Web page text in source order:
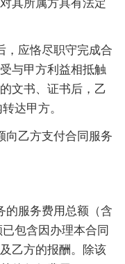
其所属方具有法定
，应恪尽职守完成合
与甲方利益相抵触
文书、证书后，乙
达甲方。
向乙方支付合同服务
的服务费用总额（含
包含因办理本合同
乙方的报酬。除该